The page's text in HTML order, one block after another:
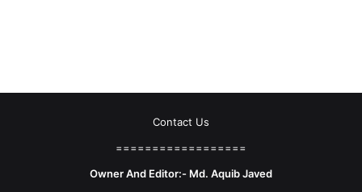
Contact Us
==================
Owner And Editor:- Md. Aquib Javed